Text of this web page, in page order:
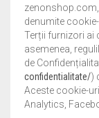
denumite
Terții furnizori ai
asemenea,
de
confidentialitate/)
Aceste cookie-
Analytics,